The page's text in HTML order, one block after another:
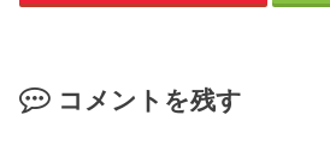
コメントを残す